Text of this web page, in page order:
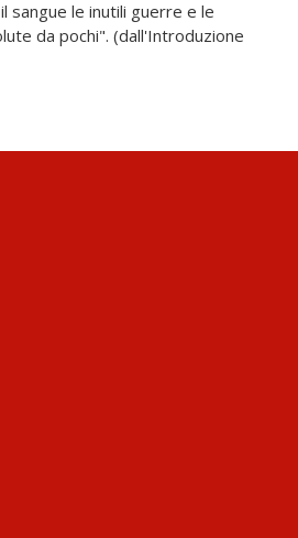
sangue le inutili guerre e le
da pochi". (dall'Introduzione